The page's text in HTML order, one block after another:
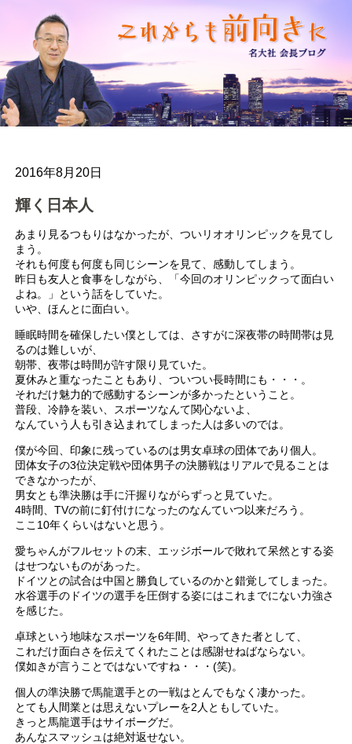
2016年8月20日
輝く日本人
あまり見るつもりはなかったが、ついリオオリンピックを見てし
まう。
それも何度も何度も同じシーンを見て、感動してしまう。
昨日も友人と食事をしながら、「今回のオリンピックって面白い
よね。」という話をしていた。
いや、ほんとに面白い。
睡眠時間を確保したい僕としては、さすがに深夜帯の時間帯は見
るのは難しいが、
朝帯、夜帯は時間が許す限り見ていた。
夏休みと重なったこともあり、ついつい長時間にも・・・。
それだけ魅力的で感動するシーンが多かったということ。
普段、冷静を装い、スポーツなんて関心ないよ、
なんていう人も引き込まれてしまった人は多いのでは。
僕が今回、印象に残っているのは男女卓球の団体であり個人。
団体女子の3位決定戦や団体男子の決勝戦はリアルで見ることは
できなかったが、
男女とも準決勝は手に汗握りながらずっと見ていた。
4時間、TVの前に釘付けになったのなんていつ以来だろう。
ここ10年くらいはないと思う。
愛ちゃんがフルセットの末、エッジボールで敗れて呆然とする姿
はせつないものがあった。
ドイツとの試合は中国と勝負しているのかと錯覚してしまった。
水谷選手のドイツの選手を圧倒する姿にはこれまでにない力強さ
を感じた。
卓球という地味なスポーツを6年間、やってきた者として、
これだけ面白さを伝えてくれたことは感謝せねばならない。
僕如きが言うことではないですね・・・(笑)。
個人の準決勝で馬龍選手との一戦はとんでもなく凄かった。
とても人間業とは思えないプレーを2人ともしていた。
きっと馬龍選手はサイボーグだ。
あんなスマッシュは絶対返せない。